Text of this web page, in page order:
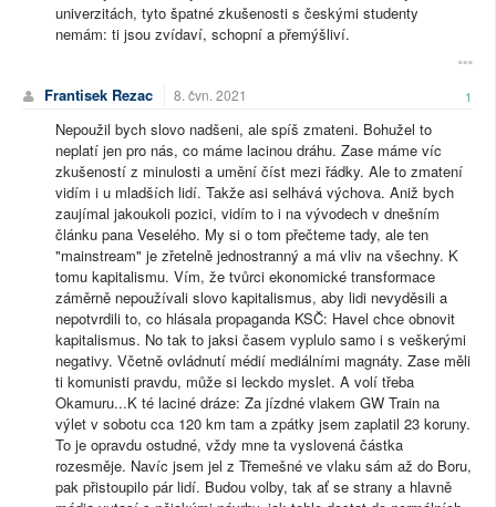
univerzitách, tyto špatné zkušenosti s českými studenty
nemám: ti jsou zvídaví, schopní a přemýšliví.
Frantisek Rezac 8. čvn. 2021 1
Nepoužil bych slovo nadšeni, ale spíš zmateni. Bohužel to
neplatí jen pro nás, co máme lacinou dráhu. Zase máme víc
zkušeností z minulosti a umění číst mezi řádky. Ale to zmatení
vidím i u mladších lidí. Takže asi selhává výchova. Aniž bych
zaujímal jakoukoli pozici, vidím to i na vývodech v dnešním
článku pana Veselého. My si o tom přečteme tady, ale ten
"mainstream" je zřetelně jednostranný a má vliv na všechny. K
tomu kapitalismu. Vím, že tvůrci ekonomické transformace
záměrně nepoužívali slovo kapitalismus, aby lidi nevyděsili a
nepotvrdili to, co hlásala propaganda KSČ: Havel chce obnovit
kapitalismus. No tak to jaksi časem vyplulo samo i s veškerými
negativy. Včetně ovládnutí médií mediálními magnáty. Zase měli
ti komunisti pravdu, může si leckdo myslet. A volí třeba
Okamuru...K té laciné dráze: Za jízdné vlakem GW Train na
výlet v sobotu cca 120 km tam a zpátky jsem zaplatil 23 koruny.
To je opravdu ostudné, vždy mne ta vyslovená částka
rozesměje. Navíc jsem jel z Třemešné ve vlaku sám až do Boru,
pak přistoupilo pár lidí. Budou volby, tak ať se strany a hlavně